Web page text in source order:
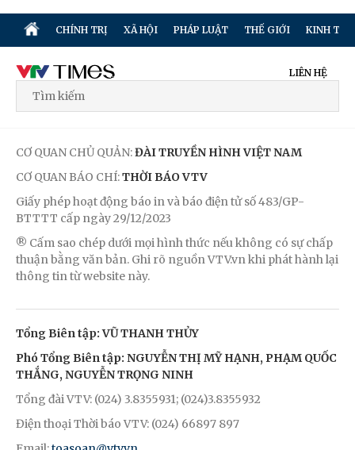
CHÍNH TRỊ XÃ HỘI PHÁP LUẬT THẾ GIỚI KINH TẾ
LIÊN HỆ
CƠ QUAN CHỦ QUẢN:ĐÀI TRUYỀN HÌNH VIỆT NAM
CƠ QUAN BÁO CHÍ:THỜI BÁO VTV
Giấy phép hoạt động báo in và báo điện tử số 483/GP-
BTTTT cấp ngày 29/12/2023
® Cấm sao chép dưới mọi hình thức nếu không có sự chấp
thuận bằng văn bản. Ghi rõ nguồn VTV.vn khi phát hành lại
thông tin từ website này.
Tổng Biên tập: VŨ THANH THỦY
Phó Tổng Biên tập: NGUYỄN THỊ MỸ HẠNH, PHẠM QUỐC
THẮNG, NGUYỄN TRỌNG NINH
Tổng đài VTV: (024) 3.8355931; (024)3.8355932
Điện thoại Thời báo VTV: (024) 66897 897